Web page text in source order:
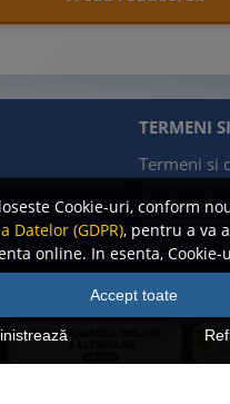
Cookie-uri, conform
Datelor (GDPR), pentru a va
online. In esenta, Cookie-
continutul de pe site,
online personalizata
folosite doar de site-ul
Click
pentru
Accept toate
TERMENI
Termeni si
Facebook
Contact